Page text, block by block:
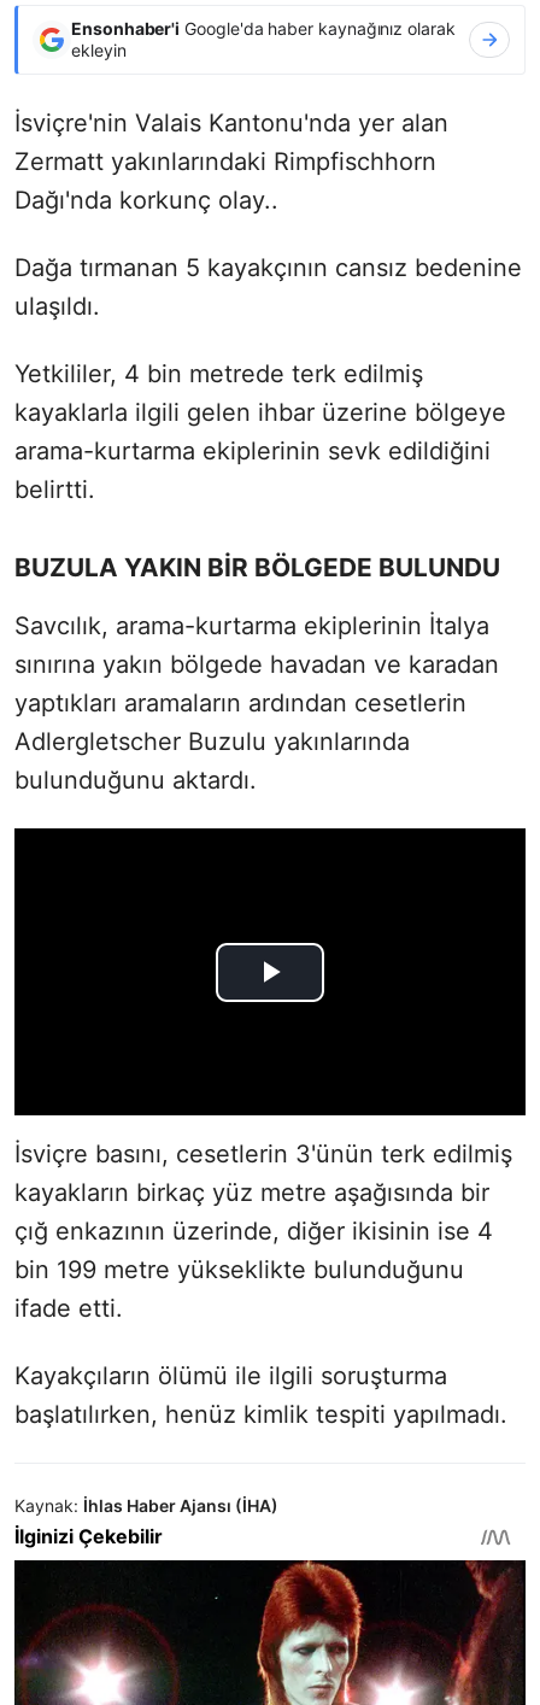
Ensonhaber'i Google'da haber kaynağınız olarak
ekleyin
İsviçre'nin Valais Kantonu'nda yer alan
Zermatt yakınlarındaki Rimpfischhorn
Dağı'nda korkunç olay..
Dağa tırmanan 5 kayakçının cansız bedenine
ulaşıldı.
Yetkililer, 4 bin metrede terk edilmiş
kayaklarla ilgili gelen ihbar üzerine bölgeye
arama-kurtarma ekiplerinin sevk edildiğini
belirtti.
BUZULA YAKIN BİR BÖLGEDE BULUNDU
Savcılık, arama-kurtarma ekiplerinin İtalya
sınırına yakın bölgede havadan ve karadan
yaptıkları aramaların ardından cesetlerin
Adlergletscher Buzulu yakınlarında
bulunduğunu aktardı.
İsviçre basını, cesetlerin 3'ünün terk edilmiş
kayakların birkaç yüz metre aşağısında bir
çığ enkazının üzerinde, diğer ikisinin ise 4
bin 199 metre yükseklikte bulunduğunu
ifade etti.
Kayakçıların ölümü ile ilgili soruşturma
başlatılırken, henüz kimlik tespiti yapılmadı.
Kaynak: İhlas Haber Ajansı (İHA)